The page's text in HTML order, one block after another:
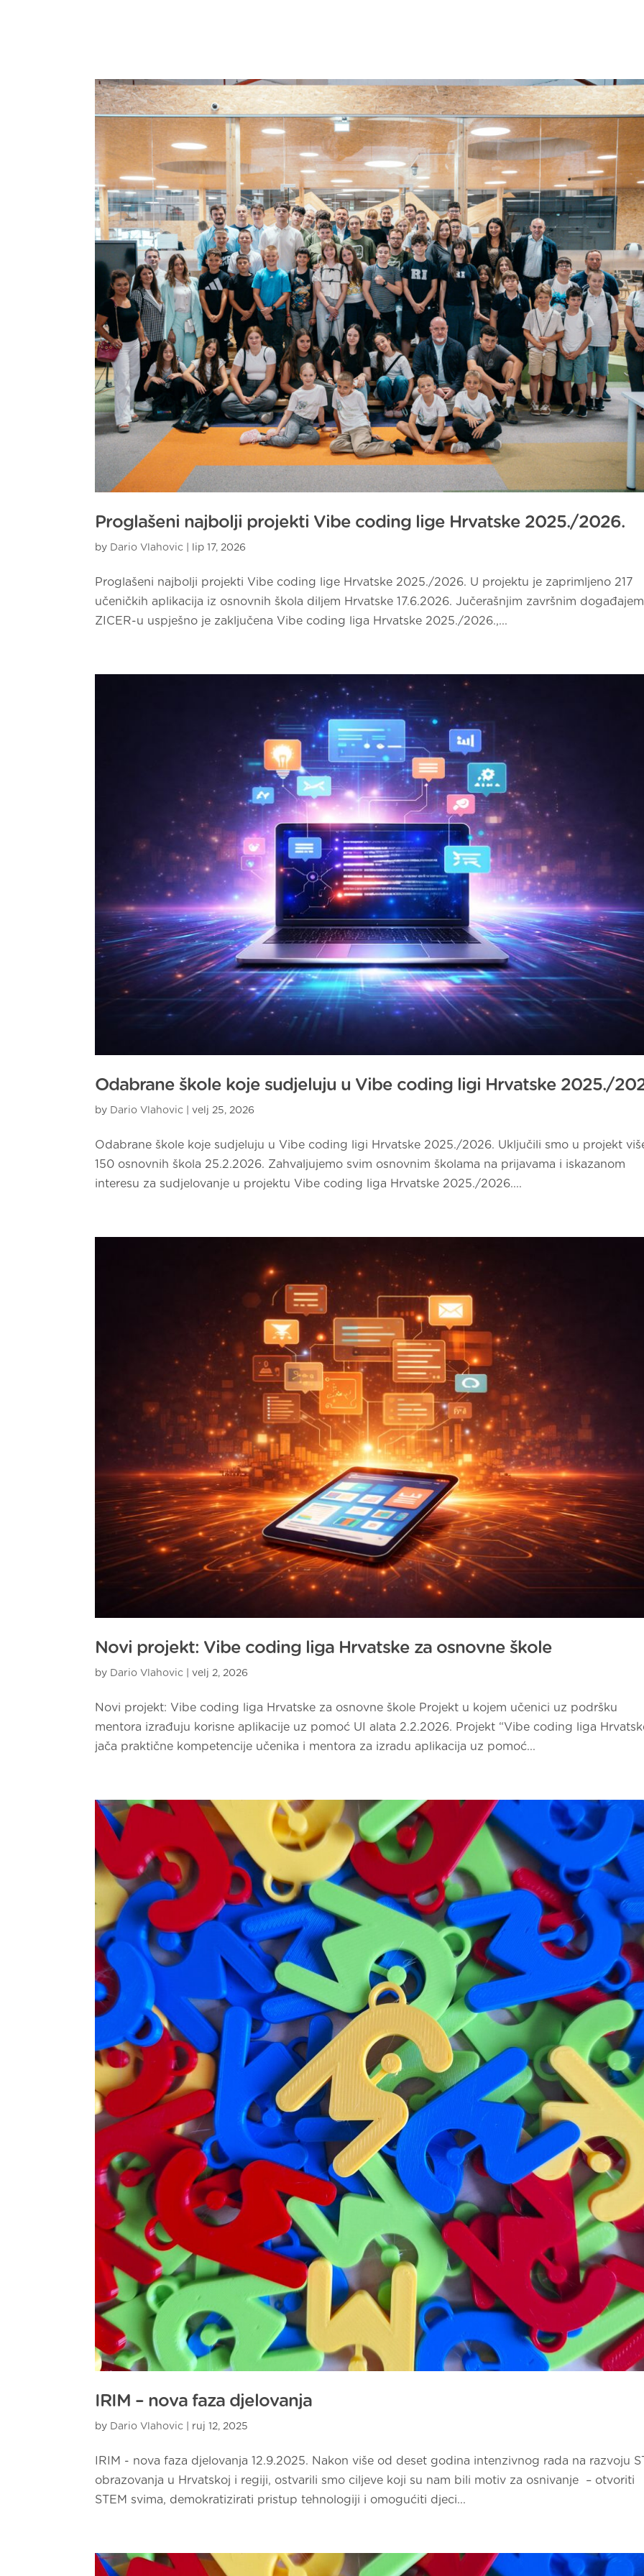
Proglašeni najbolji projekti Vibe coding lige Hrvatske 2025./2026.
by Dario Vlahovic lip 17, 2026
Proglašeni najbolji projekti Vibe coding lige Hrvatske 2025./2026. U projektu je zaprimljeno 217
učeničkih aplikacija iz osnovnih škola diljem Hrvatske 17.6.2026. Jučerašnjim završnim
ZICER-u uspješno je zaključena Vibe coding liga Hrvatske 2025./2026.,...
Odabrane škole koje sudjeluju u Vibe coding ligi Hrvatske 2025./
by Dario Vlahovic velj 25, 2026
Odabrane škole koje sudjeluju u Vibe coding ligi Hrvatske 2025./2026. Uključili smo u projekt
150 osnovnih škola 25.2.2026. Zahvaljujemo svim osnovnim školama na prijavama i iskazanom
interesu za sudjelovanje u projektu Vibe coding liga Hrvatske 2025./2026....
Novi projekt: Vibe coding liga Hrvatske za osnovne škole
by Dario Vlahovic velj 2, 2026
Novi projekt: Vibe coding liga Hrvatske za osnovne škole Projekt u kojem učenici uz podršku
mentora izrađuju korisne aplikacije uz pomoć UI alata 2.2.2026. Projekt “Vibe coding liga
jača praktične kompetencije učenika i mentora za izradu aplikacija uz pomoć...
IRIM – nova faza djelovanja
by Dario Vlahovic ruj 12, 2025
IRIM - nova faza djelovanja 12.9.2025. Nakon više od deset godina intenzivnog rada na razvoju
obrazovanja u Hrvatskoj i regiji, ostvarili smo ciljeve koji su nam bili motiv za osnivanje – otvoriti
STEM svima, demokratizirati pristup tehnologiji i omogućiti djeci...